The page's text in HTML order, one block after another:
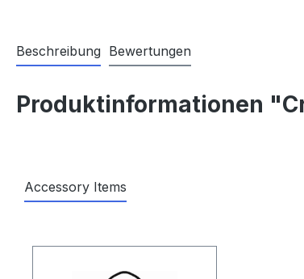
Beschreibung Bewertungen
Produktinformationen
Accessory Items